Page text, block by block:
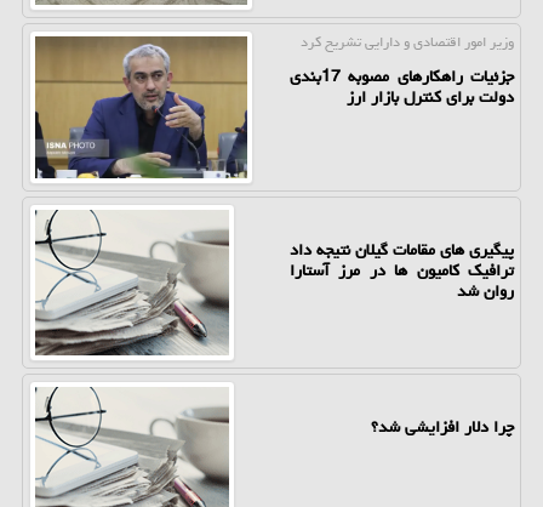
وزیر امور اقتصادی و دارایی تشریح كرد
جزئیات راهکارهای مصوبه 17بندی
دولت برای کنترل بازار ارز
پیگیری های مقامات گیلان نتیجه داد
ترافیک کامیون ها در مرز آستارا
روان شد
چرا دلار افزایشی شد؟